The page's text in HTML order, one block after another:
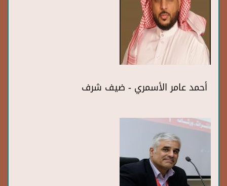
أحمد عامر الأسمري - ضيف شرف